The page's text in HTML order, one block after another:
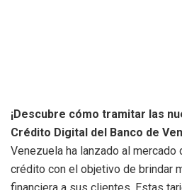
¡Descubre cómo tramitar las
Crédito Digital del Banco de
Venezuela ha lanzado al mercado
crédito con el objetivo de brindar